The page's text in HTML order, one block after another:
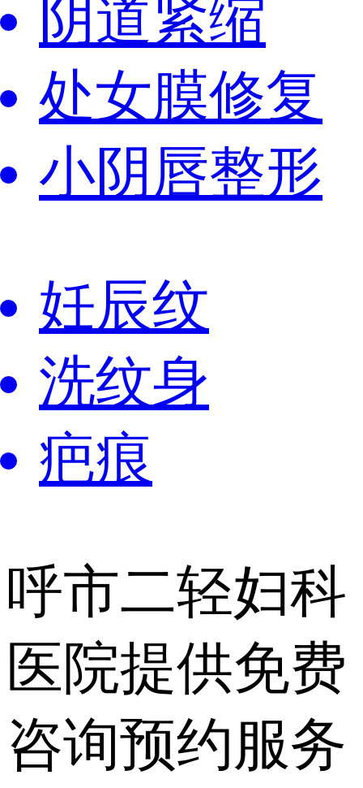
阴道紧缩
处女膜修复
小阴唇整形
妊辰纹
洗纹身
疤痕
呼市二轻妇科
医院提供免费
咨询预约服务